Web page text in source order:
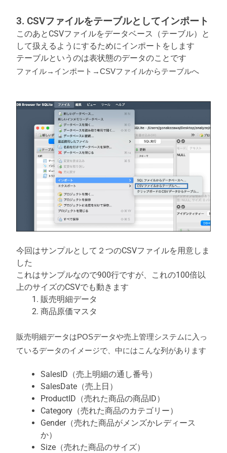
3. CSVファイルをテーブルとしてインポート
このあとCSVファイルをデータベース（テーブル）と
して扱えるようにするためにインポートをします
テーブルというのは表状態のデータのことです
ファイル→インポート→CSVファイルからテーブルへ
今回はサンプルとして２つのCSVファイルを用意しま
した
これはサンプルなので900行ですが、これの100倍以
上のサイズのCSVでも動きます
販売明細データ
商品原価マスタ
販売明細データはPOSデータや売上管理システムに入っ
ているデータのイメージで、中にはこんな列があります
SalesID（売上明細の通し番号）
SalesDate（売上日）
ProductID（売れた商品の商品ID）
Category（売れた商品のカテゴリー）
Gender（売れた商品がメンズかレディース
か）
Size（売れた商品のサイズ）